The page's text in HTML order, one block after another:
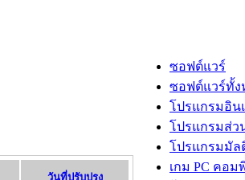
วันที่ปรับปรุง
ซอฟต์แวร์
ซอฟต์แวร์ทั้ง
โปรแกรมอิน
โปรแกรมส่ว
โปรแกรมมัล
เกม PC คอม